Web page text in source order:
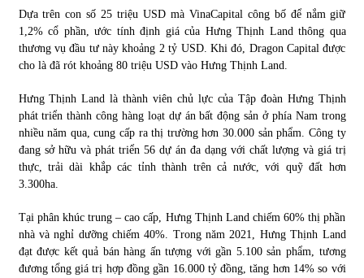
Dựa trên con số 25 triệu USD mà VinaCapital công bố để nắm giữ
1,2% cổ phần, ước tính định giá của Hưng Thịnh Land thông qua
thương vụ đầu tư này khoảng 2 tỷ USD. Khi đó, Dragon Capital được
cho là đã rót khoảng 80 triệu USD vào Hưng Thịnh Land.
Hưng Thịnh Land là thành viên chủ lực của Tập đoàn Hưng Thịnh
phát triển thành công hàng loạt dự án bất động sản ở phía Nam trong
nhiều năm qua, cung cấp ra thị trường hơn 30.000 sản phẩm. Công ty
đang sở hữu và phát triển 56 dự án đa dạng với chất lượng và giá trị
thực, trải dài khắp các tỉnh thành trên cả nước, với quỹ đất hơn
3.300ha.
Tại phân khúc trung – cao cấp, Hưng Thịnh Land chiếm 60% thị phần
nhà và nghỉ dưỡng chiếm 40%. Trong năm 2021, Hưng Thịnh Land
đạt được kết quả bán hàng ấn tượng với gần 5.100 sản phẩm, tương
đương tổng giá trị hợp đồng gần 16.000 tỷ đồng, tăng hơn 14% so với